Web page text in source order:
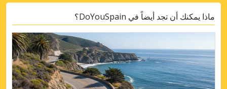
ماذا يمكنك أن تجد أيضاً في DoYouSpain؟